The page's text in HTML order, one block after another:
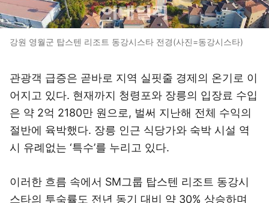
강원 영월군 탑스텐 리조트 동강시스타 전경(사진=동강시스타)
관광객 급증은 곧바로 지역 실핏줄 경제의 온기로 이
어지고 있다. 현재까지 청령포와 장릉의 입장료 수입
은 약 2억 2180만 원으로, 벌써 지난해 전체 수익의
절반에 육박했다. 장릉 인근 식당가와 숙박 시설 역
시 유례없는 ‘특수’를 누리고 있다.
이러한 흐름 속에서 SM그룹 탑스텐 리조트 동강시
스타의 투숙률도 전년 동기 대비 약 30% 상승하며